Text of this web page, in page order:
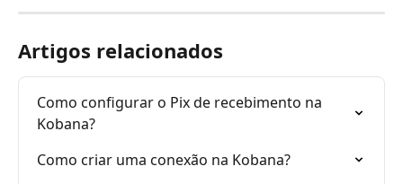
Artigos relacionados
Como configurar o Pix de recebimento na
Kobana?
Como criar uma conexão na Kobana?